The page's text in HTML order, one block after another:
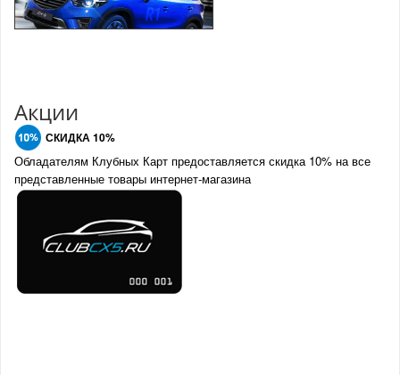
Акции
СКИДКА 10%
Обладателям Клубных Карт предоставляется скидка 10% на все
представленные товары интернет-магазина